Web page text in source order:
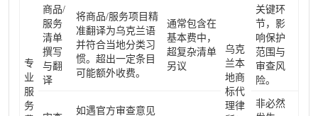
专
业
服
务
乌克
兰本
地商
标代
理律
商品/
服务
清单
撰写
与翻
译
将商品/服务项目精
准翻译为乌克兰语
并符合当地分类习
惯。超出一定条目
可能额外收费。
通常包含在
基本费中，
超复杂清单
另议
关键环
节，影
响保护
范围与
审查风
险。
如遇官方审查意见
非必然